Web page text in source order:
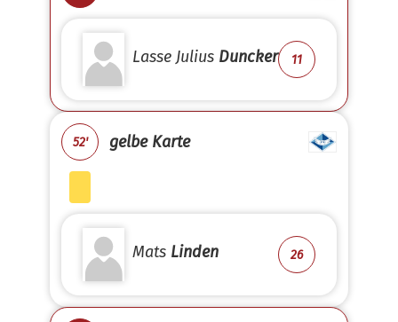
Lasse Julius Duncker 11
52' gelbe Karte
Mats Linden 26